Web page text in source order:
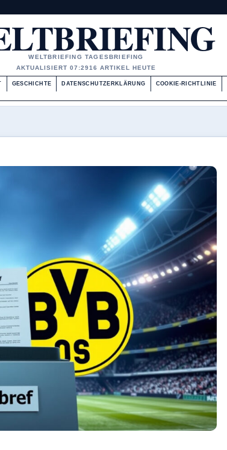
WELTBRIEFING TAGESBRIEFING
AKTUALISIERT 07:2916 ARTIKEL HEUTE
GESCHICHTE DATENSCHUTZERKLÄRUNG COOKIE-RICHTLINIE